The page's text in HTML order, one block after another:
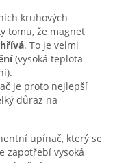
kruhových
tomu, že magnet
. To je velmi
(vysoká teplota
je proto nejlepší
důraz na
upínač, který se
zapotřebí vysoká